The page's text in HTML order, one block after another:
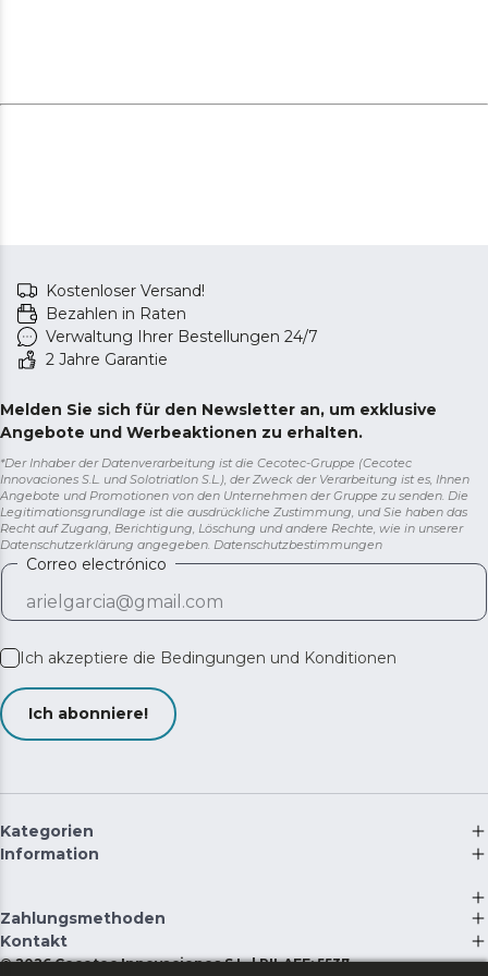
Kostenloser Versand!
Bezahlen in Raten
Verwaltung Ihrer Bestellungen 24/7
2 Jahre Garantie
Melden Sie sich für den Newsletter an, um exklusive
Angebote und Werbeaktionen zu erhalten.
*Der Inhaber der Datenverarbeitung ist die Cecotec-Gruppe (Cecotec
Innovaciones S.L. und Solotriatlon S.L.), der Zweck der Verarbeitung ist es, Ihnen
Angebote und Promotionen von den Unternehmen der Gruppe zu senden. Die
Legitimationsgrundlage ist die ausdrückliche Zustimmung, und Sie haben das
Recht auf Zugang, Berichtigung, Löschung und andere Rechte, wie in unserer
Datenschutzerklärung angegeben. Datenschutzbestimmungen
Correo electrónico
Ich akzeptiere die Bedingungen und Konditionen
Ich abonniere!
Kategorien
Information
Zahlungsmethoden
Kontakt
©2026 Cecotec Innovaciones S.L. | RII-AEE: 5537